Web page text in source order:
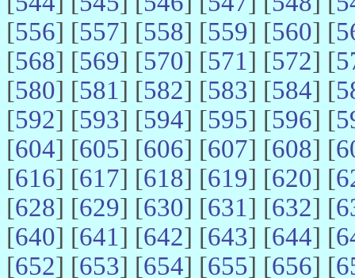
[556] [557] [558] [559] [560] [
[568] [569] [570] [571] [572] [
[580] [581] [582] [583] [584] [
[592] [593] [594] [595] [596] [
[604] [605] [606] [607] [608] [
[616] [617] [618] [619] [620] [
[628] [629] [630] [631] [632] [
[640] [641] [642] [643] [644] [
[652] [653] [654] [655] [656] [